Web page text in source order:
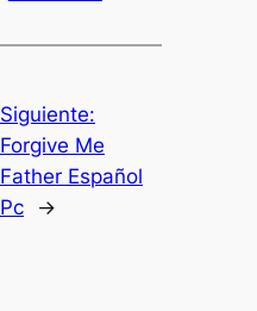
Siguiente:
Forgive Me
Father Español
Pc
→